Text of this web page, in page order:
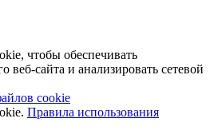
чтобы обеспечивать
веб-сайта и анализировать сетевой
cookie
Правила использования